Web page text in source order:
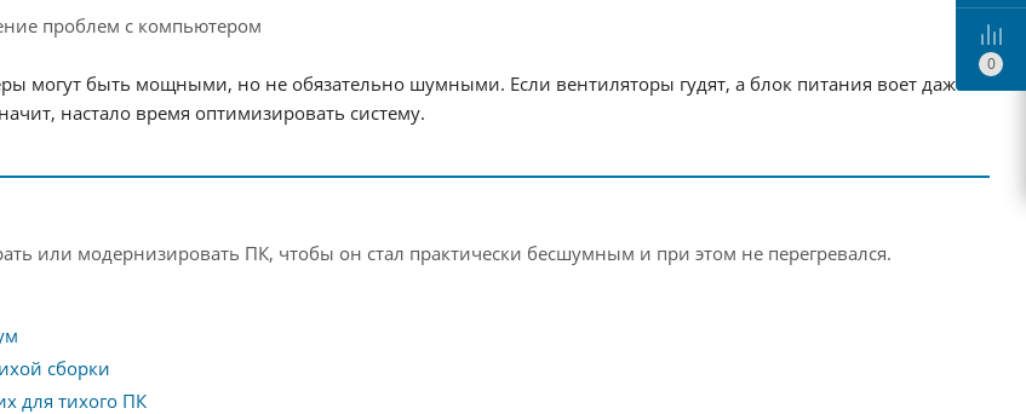
проблем с компьютером
могут быть мощными, но не обязательно шумными. Если вентиляторы гудят, а блок питания воет даже
настало время оптимизировать систему.
или модернизировать ПК, чтобы он стал практически бесшумным и при этом не перегревался.
сборки
для тихого ПК
0